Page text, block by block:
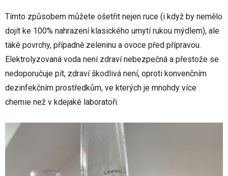
Tímto způsobem můžete ošetřit nejen ruce (i když by nemělo
dojít ke 100% nahrazení klasického umytí rukou mýdlem), ale
také povrchy, případně zeleninu a ovoce před přípravou.
Elektrolyzovaná voda není zdraví nebezpečná a přestože se
nedoporučuje pít, zdraví škodlivá není, oproti konvenčním
dezinfekčním prostředkům, ve kterých je mnohdy více
chemie než v kdejaké laboratoři.